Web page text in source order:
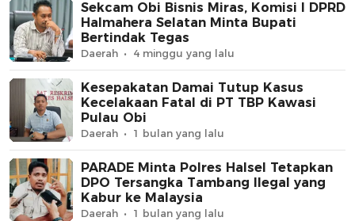
Sekcam Obi Bisnis Miras, Komisi I DPRD
Halmahera Selatan Minta Bupati
Bertindak Tegas
Daerah 4 minggu yang lalu
Kesepakatan Damai Tutup Kasus
Kecelakaan Fatal di PT TBP Kawasi
Pulau Obi
Daerah 1 bulan yang lalu
PARADE Minta Polres Halsel Tetapkan
DPO Tersangka Tambang Ilegal yang
Kabur ke Malaysia
Daerah 1 bulan yang lalu